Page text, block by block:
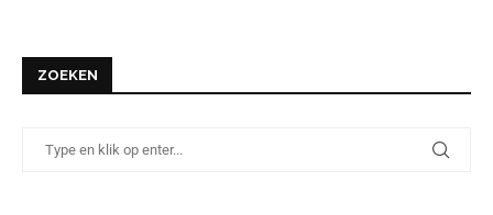
ZOEKEN